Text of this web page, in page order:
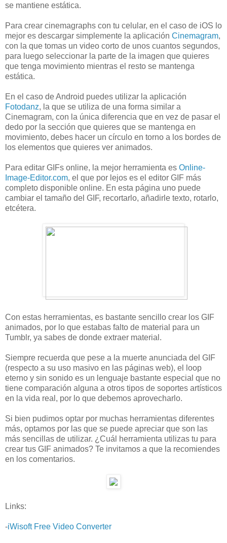
se mantiene estática.
Para crear cinemagraphs con tu celular, en el caso de iOS lo
mejor es descargar simplemente la aplicación Cinemagram,
con la que tomas un video corto de unos cuantos segundos,
para luego seleccionar la parte de la imagen que quieres
que tenga movimiento mientras el resto se mantenga
estática.
En el caso de Android puedes utilizar la aplicación
Fotodanz, la que se utiliza de una forma similar a
Cinemagram, con la única diferencia que en vez de pasar el
dedo por la sección que quieres que se mantenga en
movimiento, debes hacer un círculo en torno a los bordes de
los elementos que quieres ver animados.
Para editar GIFs online, la mejor herramienta es Online-
Image-Editor.com, el que por lejos es el editor GIF más
completo disponible online. En esta página uno puede
cambiar el tamaño del GIF, recortarlo, añadirle texto, rotarlo,
etcétera.
Con estas herramientas, es bastante sencillo crear los GIF
animados, por lo que estabas falto de material para un
Tumblr, ya sabes de donde extraer material.
Siempre recuerda que pese a la muerte anunciada del GIF
(respecto a su uso masivo en las páginas web), el loop
eterno y sin sonido es un lenguaje bastante especial que no
tiene comparación alguna a otros tipos de soportes artísticos
en la vida real, por lo que debemos aprovecharlo.
Si bien pudimos optar por muchas herramientas diferentes
más, optamos por las que se puede apreciar que son las
más sencillas de utilizar. ¿Cuál herramienta utilizas tu para
crear tus GIF animados? Te invitamos a que la recomiendes
en los comentarios.
Links:
-iWisoft Free Video Converter